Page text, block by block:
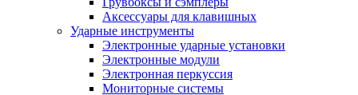
Аксессуары для клавишных
Ударные инструменты
Электронные ударные установки
Электронные модули
Электронная перкуссия
Мониторные системы